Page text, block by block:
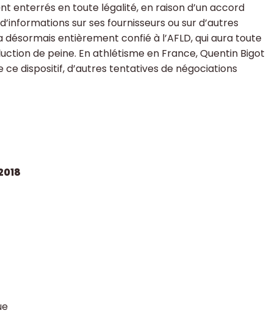
enterrés en toute légalité, en raison d’un accord
sur ses fournisseurs ou sur d’autres
entièrement confié à l’AFLD, qui aura toute
de peine. En athlétisme en France, Quentin Bigot
dispositif, d’autres tentatives de négociations